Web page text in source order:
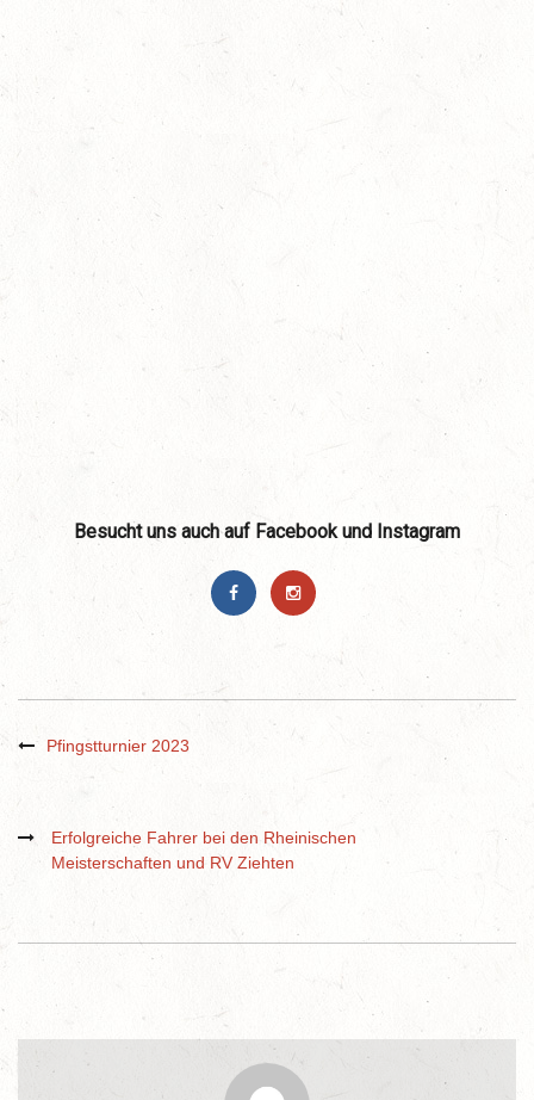
Besucht uns auch auf Facebook und Instagram
Pfingstturnier 2023
Erfolgreiche Fahrer bei den Rheinischen
Meisterschaften und RV Ziehten